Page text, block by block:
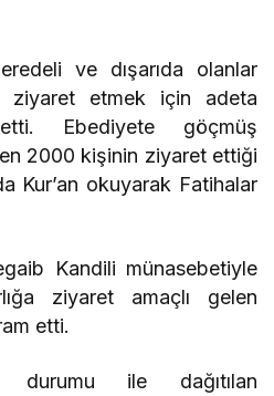
ve dışarıda olanlar
ziyaret etmek için adeta
Ebediyete göçmüş
2000 kişinin ziyaret ettiği
Kur’an okuyarak Fatihalar
Kandili münasebetiyle
ziyaret amaçlı gelen
etti.
durumu ile dağıtılan